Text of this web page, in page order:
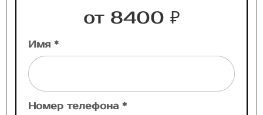
от 8400 ₽
Имя *
Номер телефона *